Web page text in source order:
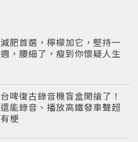
減肥首選，檸檬加它，堅持一
週，腰細了，瘦到你懷疑人生
台啤復古錄音機盲盒開搶了！
還能錄音、播放高鐵發車聲超
有梗